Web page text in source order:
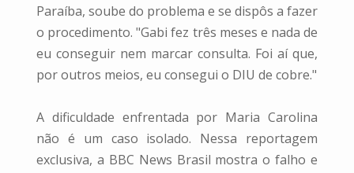
Paraíba, soube do problema e se dispôs a fazer
o procedimento. "Gabi fez três meses e nada de
eu conseguir nem marcar consulta. Foi aí que,
por outros meios, eu consegui o DIU de cobre."
A dificuldade enfrentada por Maria Carolina
não é um caso isolado. Nessa reportagem
exclusiva, a BBC News Brasil mostra o falho e